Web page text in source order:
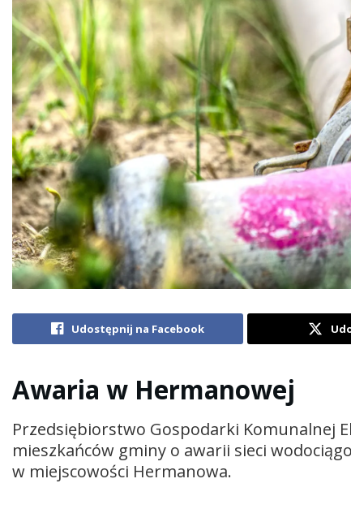
Udostępnij na Facebook
Awaria w Hermanowej
Przedsiębiorstwo Gospodarki Komunalnej
mieszkańców gminy o awarii sieci
w miejscowości Hermanowa.